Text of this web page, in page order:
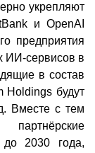
укрепляют
и OpenAI
предприятия
ИИ-сервисов в
в состав
Holdings будут
Вместе с тем
партнёрские
2030 года,